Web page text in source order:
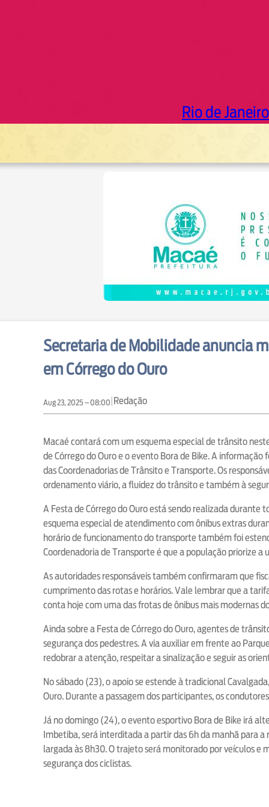
Rio de Janeiro
Secretaria de Mobilidade anuncia
em Córrego do Ouro
Aug 23, 2025 – 08:00 |Redação
Macaé contará com um esquema especial de trânsito
de Córrego do Ouro e o evento Bora de Bike. A
das Coordenadorias de Trânsito e Transporte. Os
ordenamento viário, a fluidez do trânsito e também à
A Festa de Córrego do Ouro está sendo realizada
esquema especial de atendimento com ônibus extras
horário de funcionamento do transporte também foi
Coordenadoria de Transporte é que a população priorize
As autoridades responsáveis também confirmaram que
cumprimento das rotas e horários. Vale lembrar que a
conta hoje com uma das frotas de ônibus mais modernas
Ainda sobre a Festa de Córrego do Ouro, agentes de
segurança dos pedestres. A via auxiliar em frente ao
redobrar a atenção, respeitar a sinalização e seguir as
No sábado (23), o apoio se estende à tradicional
Ouro. Durante a passagem dos participantes, os
Já no domingo (24), o evento esportivo Bora de Bike irá
Imbetiba, será interditada a partir das 6h da manhã para a
largada às 8h30. O trajeto será monitorado por veículos e
segurança dos ciclistas.